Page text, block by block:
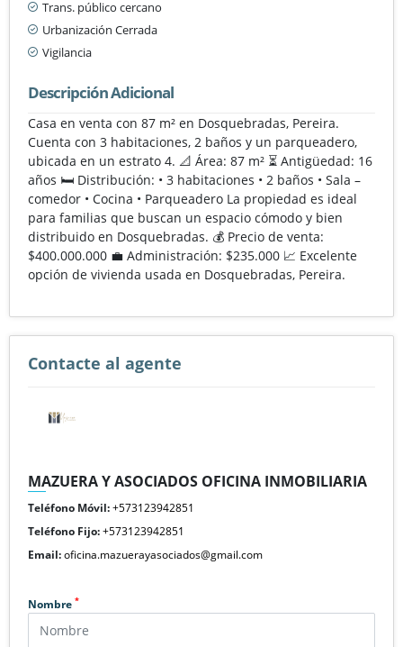
Trans. público cercano
Urbanización Cerrada
Vigilancia
Descripción Adicional
Casa en venta con 87 m² en Dosquebradas, Pereira.
Cuenta con 3 habitaciones, 2 baños y un parqueadero,
ubicada en un estrato 4. 📐 Área: 87 m² ⏳ Antigüedad: 16
años 🛏️ Distribución: • 3 habitaciones • 2 baños • Sala –
comedor • Cocina • Parqueadero La propiedad es ideal
para familias que buscan un espacio cómodo y bien
distribuido en Dosquebradas. 💰 Precio de venta:
$400.000.000 💼 Administración: $235.000 📈 Excelente
opción de vivienda usada en Dosquebradas, Pereira.
Contacte al agente
MAZUERA Y ASOCIADOS OFICINA INMOBILIARIA
Teléfono Móvil:+573123942851
Teléfono Fijo:+573123942851
Email:oficina.mazuerayasociados@gmail.com
Nombre *